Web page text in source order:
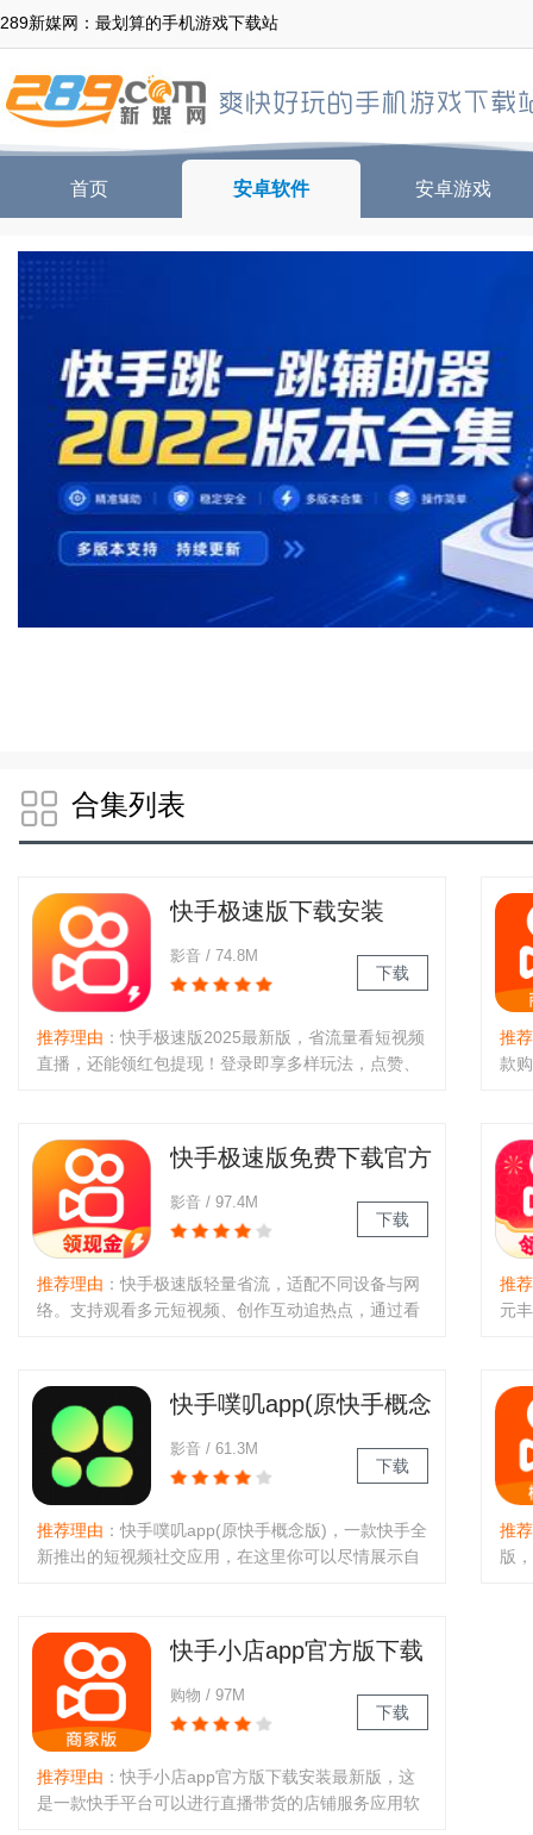
289新媒网：最划算的手机游戏下载站
首页 安卓软件 安卓游戏
合集列表
快手极速版下载安装
2026最新版
影音 / 74.8M
下载
推荐理由 ：快手极速版2025最新版，省流量看短视频
直播，还能领红包提现！登录即享多样玩法，点赞、
赚得多，海量内容清晰画质，..
推
款
击
快手极速版免费下载官方
正版安装
影音 / 97.4M
下载
推荐理由 ：快手极速版轻量省流，适配不同设备与网
络。支持观看多元短视频、创作互动追热点，通过看
作、赚钱于一体。..
推
元
户
快手噗叽app(原快手概念
版)
影音 / 61.3M
下载
推荐理由 ：快手噗叽app(原快手概念版)，一款快手全
新推出的短视频社交应用，在这里你可以尽情展示自
乐趣。喜欢直接来289下载体..
推
版
快手小店app官方版下载
安装最新版
购物 / 97M
下载
推荐理由 ：快手小店app官方版下载安装最新版，这
是一款快手平台可以进行直播带货的店铺服务应用软